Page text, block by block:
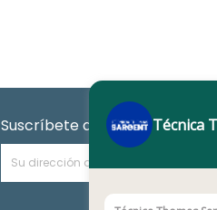
Suscríbete a nuestroTécnica